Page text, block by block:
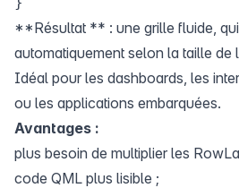
**Résultat ** : une grille fluide, qui
automatiquement selon la taille de
Idéal pour les dashboards, les
ou les applications embarquées.
Avantages :
plus besoin de multiplier les
code QML plus lisible ;